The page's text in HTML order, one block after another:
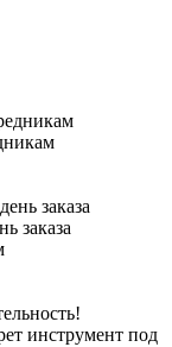
заказа
инструмент под